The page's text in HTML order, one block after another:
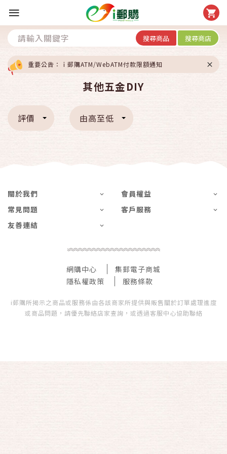
搜尋商品 搜尋商店
重要公告：ｉ郵購ATM/WebATM付款限額通知
其他五金DIY
評價 由高至低
關於我們
會員權益
常見問題
客戶服務
友善連結
網購中心
集郵電子商城
隱私權政策
服務條款
i郵購所揭示之商品或服務係由各該商家所提供與販售關於訂單處理進度
或商品問題，請優先聯絡店家查詢，或透過客服中心協助聯絡